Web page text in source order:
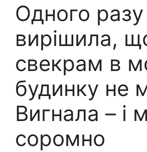
Одного
вирішила,
свекрам в
будинку не
Вигнала – і
соромно